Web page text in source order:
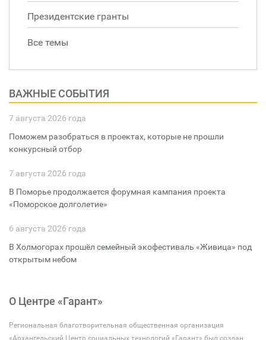
Президентские гранты
Все темы
ВАЖНЫЕ СОБЫТИЯ
7 августа 2026 года
Поможем разобраться в проектах, которые не прошли
конкурсный отбор
7 августа 2026 года
В Поморье продолжается форумная кампания проекта
«Поморское долголетие»
6 августа 2026 года
В Холмогорах прошёл семейный экофестиваль «Живица» под
открытым небом
О Центре «Гарант»
Региональная благотворительная общественная организация
«Архангельский Центр социальных технологий «Гарант» был создан